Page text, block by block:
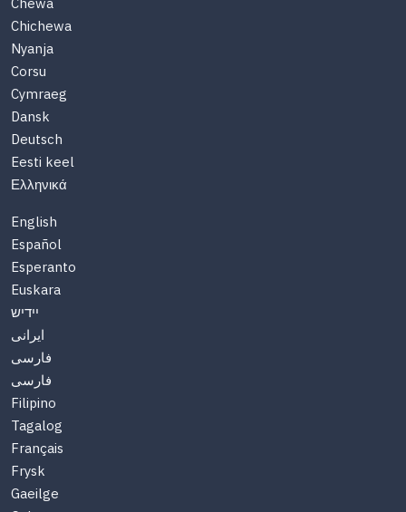
Chichewa
Nyanja
Corsu
Cymraeg
Dansk
Deutsch
Eesti keel
Ελληνικά
English
Español
Esperanto
Euskara
יידיש
ایرانی
فارسی
فارسی
Filipino
Tagalog
Français
Frysk
Gaeilge